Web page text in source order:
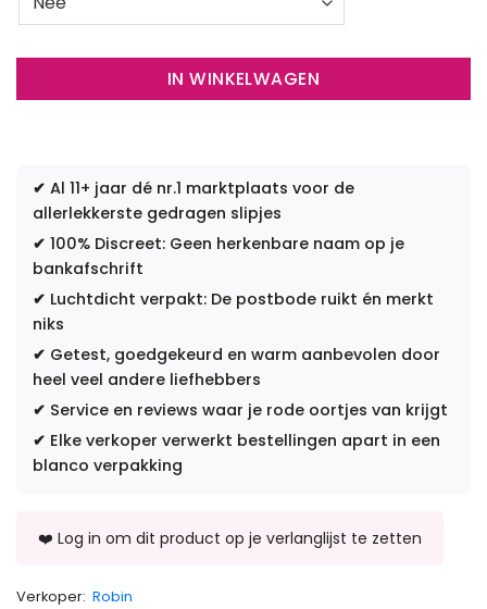
IN WINKELWAGEN
✔ Al 11+ jaar dé nr.1 marktplaats voor de
allerlekkerste gedragen slipjes
✔ 100% Discreet: Geen herkenbare naam op je
bankafschrift
✔ Luchtdicht verpakt: De postbode ruikt én merkt
niks
✔ Getest, goedgekeurd en warm aanbevolen door
heel veel andere liefhebbers
✔ Service en reviews waar je rode oortjes van krijgt
✔ Elke verkoper verwerkt bestellingen apart in een
blanco verpakking
Verkoper: Robin